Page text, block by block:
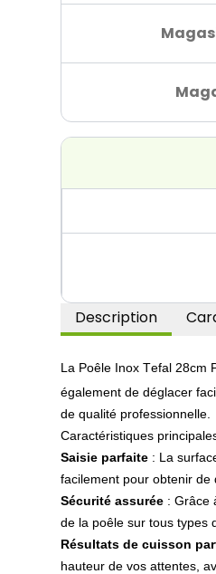
Description
La Poêle Inox Tefal 28cm
également de déglacer
de qualité professionnelle.
Caractéristiques
Saisie parfaite : La
facilement pour obtenir de
Sécurité assurée : Grâce
de la poêle sur tous types
Résultats de cuisson
hauteur de vos attentes,